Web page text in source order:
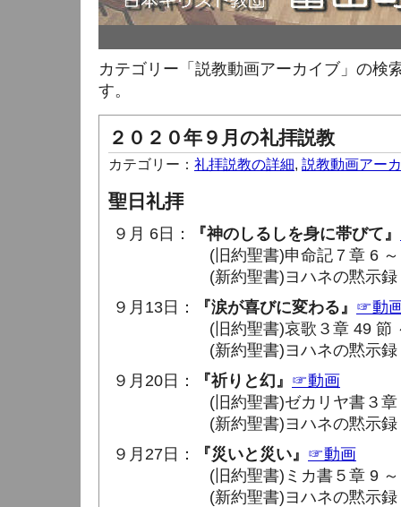
カテゴリー「説教動画アーカイブ」の検
す。
２０２０年９月の礼拝説教
カテゴリー： 礼拝説教の詳細, 説教動画アー
聖日礼拝
９月 6日： 『神のしるしを身に帯びて』
(旧約聖書)申命記７章 6 ～
(新約聖書)ヨハネの黙示録７
９月13日：
『涙が喜びに変わる』 ☞動
(旧約聖書)哀歌３章 49 節 ～
(新約聖書)ヨハネの黙示録７
９月20日：
『祈りと幻』 ☞動画
(旧約聖書)ゼカリヤ書３章 1
(新約聖書)ヨハネの黙示録８
９月27日：
『災いと災い』 ☞動画
(旧約聖書)ミカ書５章 9 ～
(新約聖書)ヨハネの黙示録９